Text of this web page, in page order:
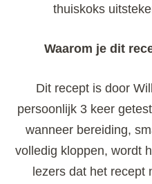
thuiskoks
Waarom je dit
Dit recept is door
persoonlijk 3 keer
wanneer bereiding,
volledig kloppen, wordt
lezers dat het recept